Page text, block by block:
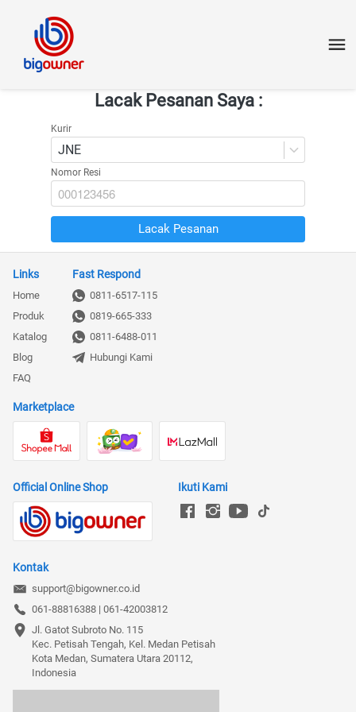
Lacak Pesanan Saya :
Kurir
JNE
Nomor Resi
`
Lacak Pesanan
Links
Home
Produk
Katalog
Blog
FAQ
Fast Respond
0811-6517-115
0819-665-333
0811-6488-011
Hubungi Kami
Marketplace
Official Online Shop Ikuti Kami
Kontak
support@bigowner.co.id
061-88816388 | 061-42003812
Jl. Gatot Subroto No. 115
Kec. Petisah Tengah, Kel. Medan Petisah
Kota Medan, Sumatera Utara 20112,
Indonesia